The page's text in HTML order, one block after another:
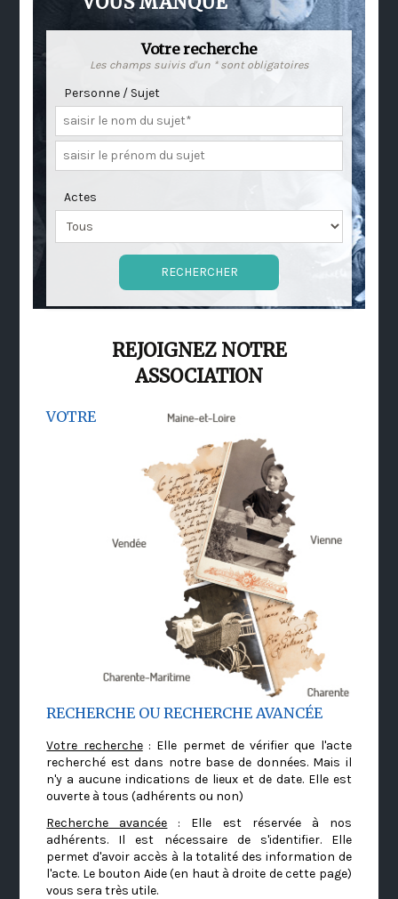
Votre recherche
Les champs suivis d'un * sont obligatoires
Personne / Sujet
Actes
REJOIGNEZ NOTRE
ASSOCIATION
VOTRE
RECHERCHE OU RECHERCHE AVANCÉE
Votre recherche: Elle permet de vérifier que l'acte
recherché est dans notre base de données. Mais il
n'y a aucune indications de lieux et de date. Elle est
ouverte à tous (adhérents ou non)
Recherche avancée : Elle est réservée à nos
adhérents. Il est nécessaire de s'identifier. Elle
permet d'avoir accès à la totalité des information de
l'acte. Le bouton Aide (en haut à droite de cette page)
vous sera très utile.